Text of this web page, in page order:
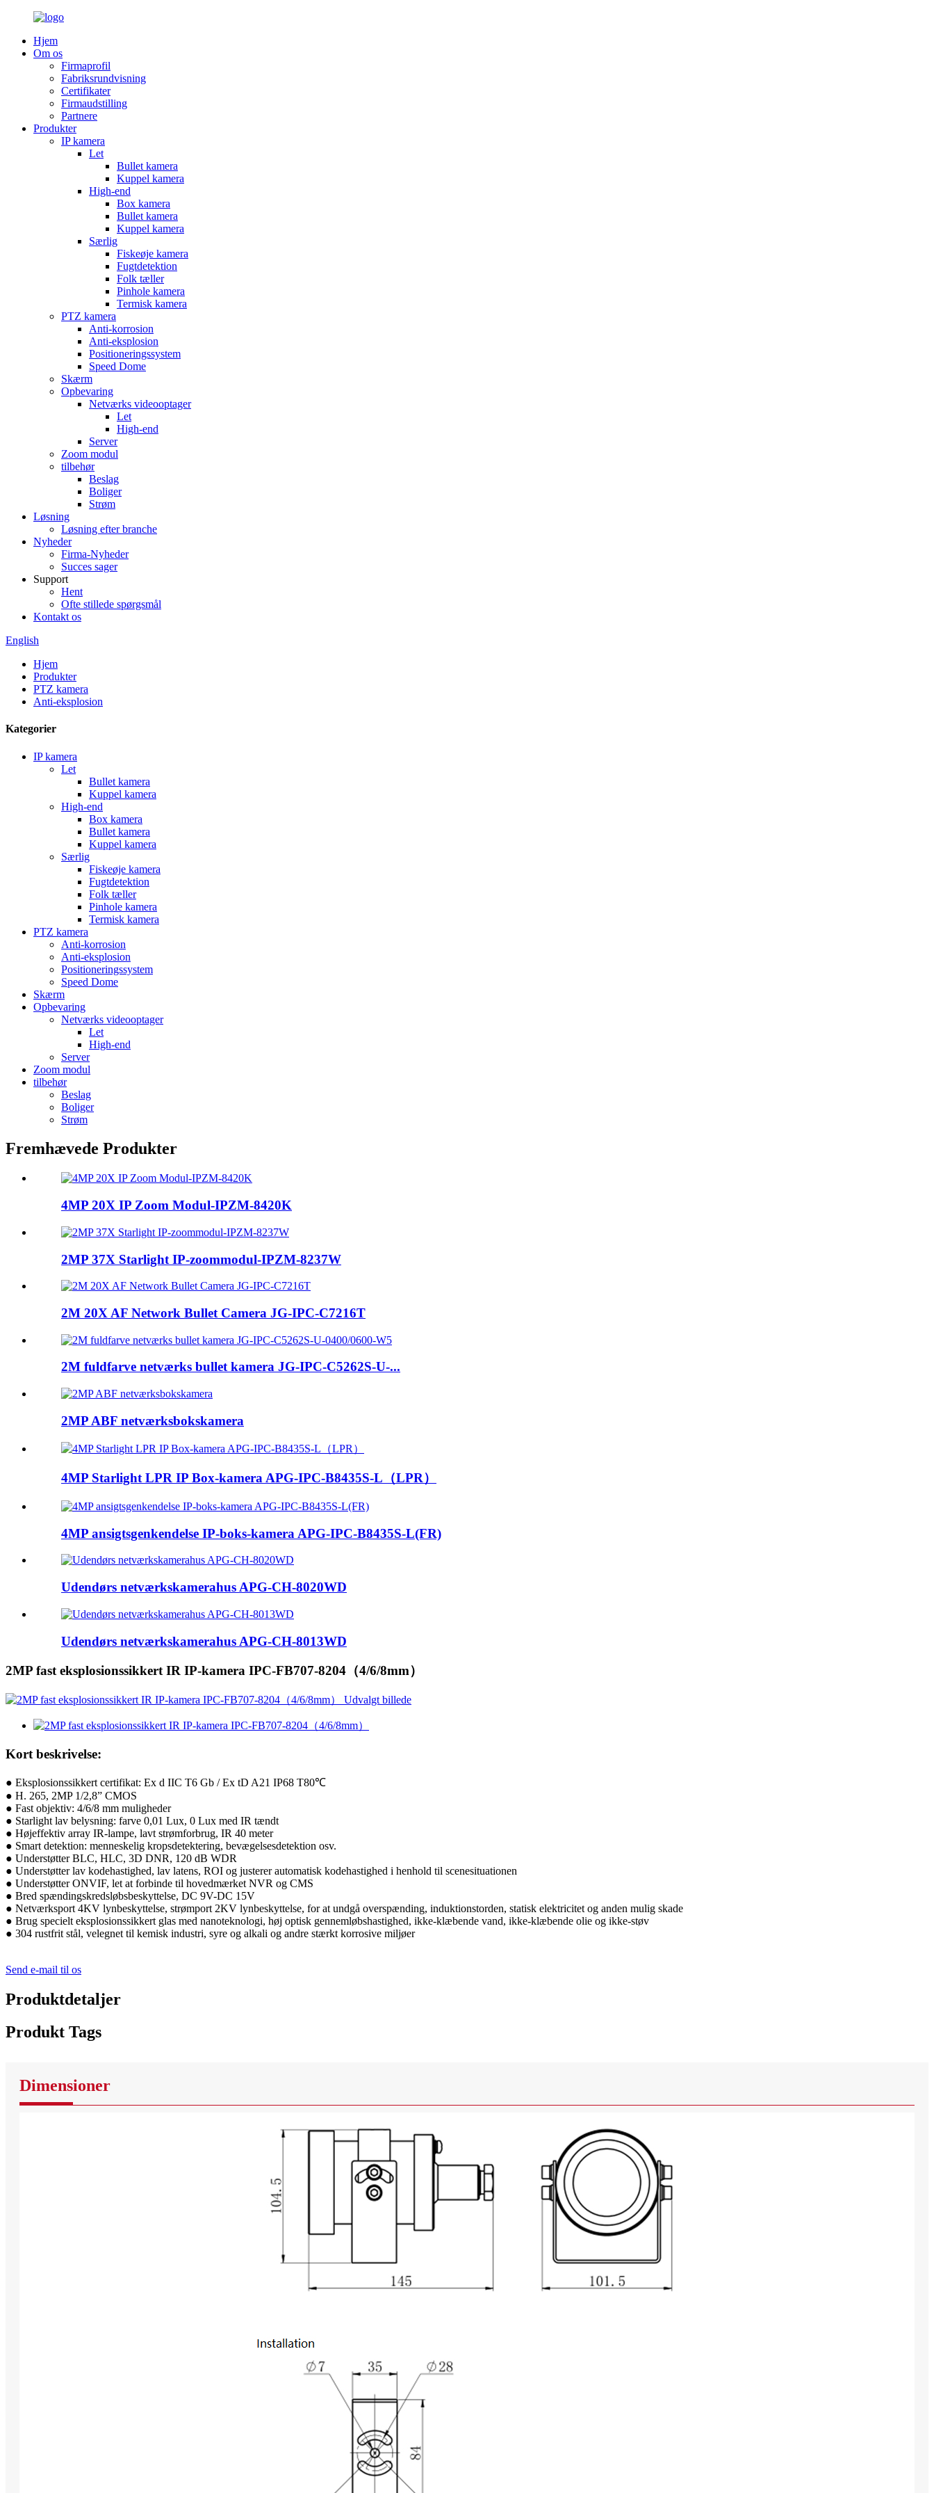
Hjem
Om os
Firmaprofil
Fabriksrundvisning
Certifikater
Firmaudstilling
Partnere
Produkter
IP kamera
Let
Bullet kamera
Kuppel kamera
High-end
Box kamera
Bullet kamera
Kuppel kamera
Særlig
Fiskeøje kamera
Fugtdetektion
Folk tæller
Pinhole kamera
Termisk kamera
PTZ kamera
Anti-korrosion
Anti-eksplosion
Positioneringssystem
Speed ​​Dome
Skærm
Opbevaring
Netværks videooptager
Let
High-end
Server
Zoom modul
tilbehør
Beslag
Boliger
Strøm
Løsning
Løsning efter branche
Nyheder
Firma-Nyheder
Succes sager
Support
Hent
Ofte stillede spørgsmål
Kontakt os
English
Hjem
Produkter
PTZ kamera
Anti-eksplosion
Kategorier
IP kamera
Let
Bullet kamera
Kuppel kamera
High-end
Box kamera
Bullet kamera
Kuppel kamera
Særlig
Fiskeøje kamera
Fugtdetektion
Folk tæller
Pinhole kamera
Termisk kamera
PTZ kamera
Anti-korrosion
Anti-eksplosion
Positioneringssystem
Speed ​​Dome
Skærm
Opbevaring
Netværks videooptager
Let
High-end
Server
Zoom modul
tilbehør
Beslag
Boliger
Strøm
Fremhævede Produkter
4MP 20X IP Zoom Modul-IPZM-8420K
2MP 37X Starlight IP-zoommodul-IPZM-8237W
2M 20X AF Network Bullet Camera JG-IPC-C7216T
2M fuldfarve netværks bullet kamera JG-IPC-C5262S-U-...
2MP ABF netværksbokskamera
4MP Starlight LPR IP Box-kamera APG-IPC-B8435S-L（LPR）
4MP ansigtsgenkendelse IP-boks-kamera APG-IPC-B8435S-L(FR)
Udendørs netværkskamerahus APG-CH-8020WD
Udendørs netværkskamerahus APG-CH-8013WD
2MP fast eksplosionssikkert IR IP-kamera IPC-FB707-8204（4/6/8mm）
Kort beskrivelse:
● Eksplosionssikkert certifikat: Ex d IIC T6 Gb / Ex tD A21 IP68 T80℃
● H. 265, 2MP 1/2,8” CMOS
● Fast objektiv: 4/6/8 mm muligheder
● Starlight lav belysning: farve 0,01 Lux, 0 Lux med IR tændt
● Højeffektiv array IR-lampe, lavt strømforbrug, IR 40 meter
● Smart detektion: menneskelig kropsdetektering, bevægelsesdetektion osv.
● Understøtter BLC, HLC, 3D DNR, 120 dB WDR
● Understøtter lav kodehastighed, lav latens, ROI og justerer automatisk kodehastighed i henhold til scenesituationen
● Understøtter ONVIF, let at forbinde til hovedmærket NVR og CMS
● Bred spændingskredsløbsbeskyttelse, DC 9V-DC 15V
● Netværksport 4KV lynbeskyttelse, strømport 2KV lynbeskyttelse, for at undgå overspænding, induktionstorden, statisk elektricitet og anden mulig skade
● Brug specielt eksplosionssikkert glas med nanoteknologi, høj optisk gennemløbshastighed, ikke-klæbende vand, ikke-klæbende olie og ikke-støv
● 304 rustfrit stål, velegnet til kemisk industri, syre og alkali og andre stærkt korrosive miljøer
Send e-mail til os
Produktdetaljer
Produkt Tags
Dimensioner